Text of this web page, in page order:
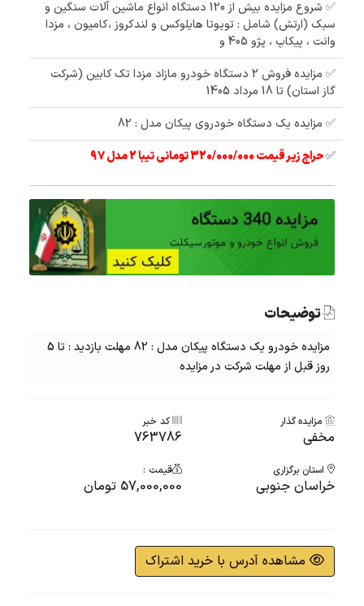
✅ شروع مزایده بیش از 120 دستگاه انواع ماشین آلات سنگین و
سبک (ارتش) شامل : تویوتا هایلوکس و لندکروز ،کامیون ، مزدا
وانت ، پیکاپ ، پژو 405 و
✅ مزایده فروش 2 دستگاه خودرو مازاد مزدا تک کابین (شرکت
گاز استان) تا 18 مرداد 1405
✅ مزایده یک دستگاه خودروی پیکان مدل : 82
✅حراج زیر قیمت 320/000/000 تومانی تیبا 2 مدل 97
توضیحات
مزایده خودرو یک دستگاه پیکان مدل : 82 مهلت بازدید : تا 5
روز قبل از مهلت شرکت در مزایده
مزایده گذار
مخفی
کد خبر
763786
استان برگزاری
خراسان جنوبی
قیمت :
57,000,000 تومان
مشاهده آدرس با خرید اشتراک